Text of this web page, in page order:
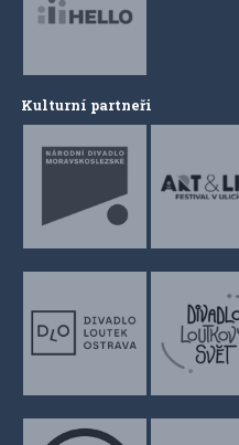
Kulturní partneři